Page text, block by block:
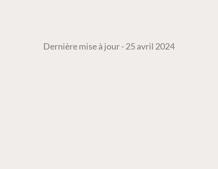
Dernière mise à jour - 25 avril 2024